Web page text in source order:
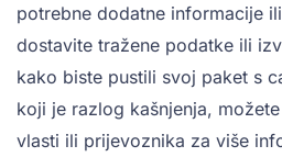
potrebne dodatne informacije
dostavite tražene podatke ili
kako biste pustili svoj paket s
koji je razlog kašnjenja,
vlasti ili prijevoznika za više